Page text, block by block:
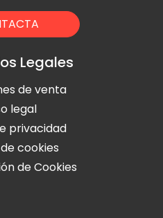
Legales
de venta
legal
privacidad
cookies
de Cookies